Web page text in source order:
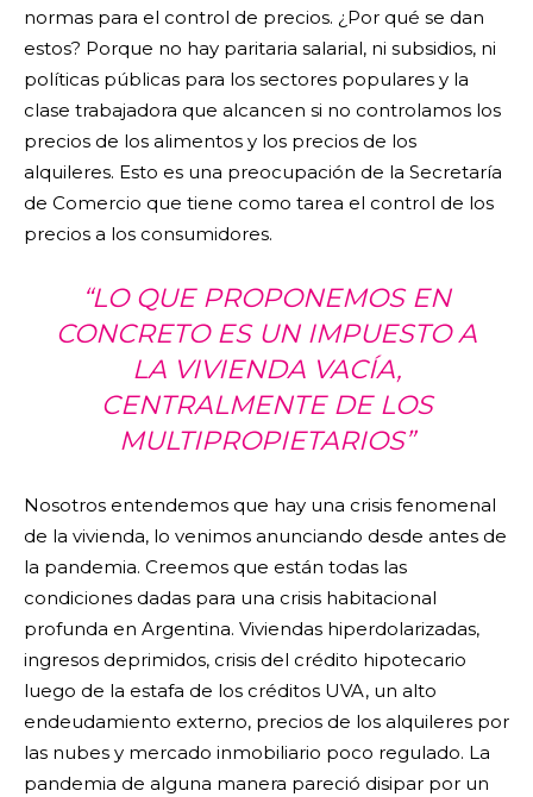
normas para el control de precios. ¿Por qué se dan
estos? Porque no hay paritaria salarial, ni subsidios, ni
políticas públicas para los sectores populares y la
clase trabajadora que alcancen si no controlamos los
precios de los alimentos y los precios de los
alquileres. Esto es una preocupación de la Secretaría
de Comercio que tiene como tarea el control de los
precios a los consumidores.
“LO QUE PROPONEMOS EN
CONCRETO ES UN IMPUESTO A
LA VIVIENDA VACÍA,
CENTRALMENTE DE LOS
MULTIPROPIETARIOS”
Nosotros entendemos que hay una crisis fenomenal
de la vivienda, lo venimos anunciando desde antes de
la pandemia. Creemos que están todas las
condiciones dadas para una crisis habitacional
profunda en Argentina. Viviendas hiperdolarizadas,
ingresos deprimidos, crisis del crédito hipotecario
luego de la estafa de los créditos UVA, un alto
endeudamiento externo, precios de los alquileres por
las nubes y mercado inmobiliario poco regulado. La
pandemia de alguna manera pareció disipar por un